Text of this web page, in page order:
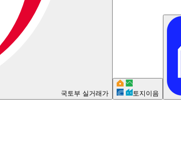
국토부 실거래가 토지이음